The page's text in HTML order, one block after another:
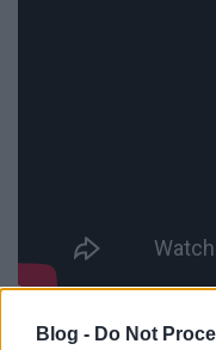
Blog - Do Not
Az önelemzést és